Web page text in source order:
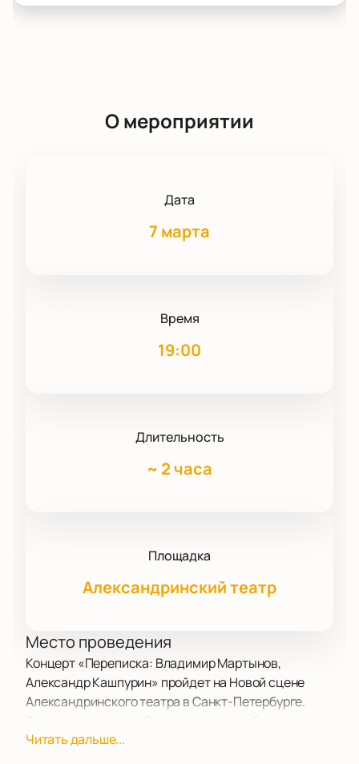
О мероприятии
Дата
7 марта
Время
19:00
Длительность
~ 2 часа
Площадка
Александринский театр
Место проведения
Концерт «Переписка: Владимир Мартынов,
Александр Кашпурин» пройдет на Новой сцене
Александринского театра в Санкт-Петербурге.
историей и особой атмосферой. Здесь часто
Читать дальше...